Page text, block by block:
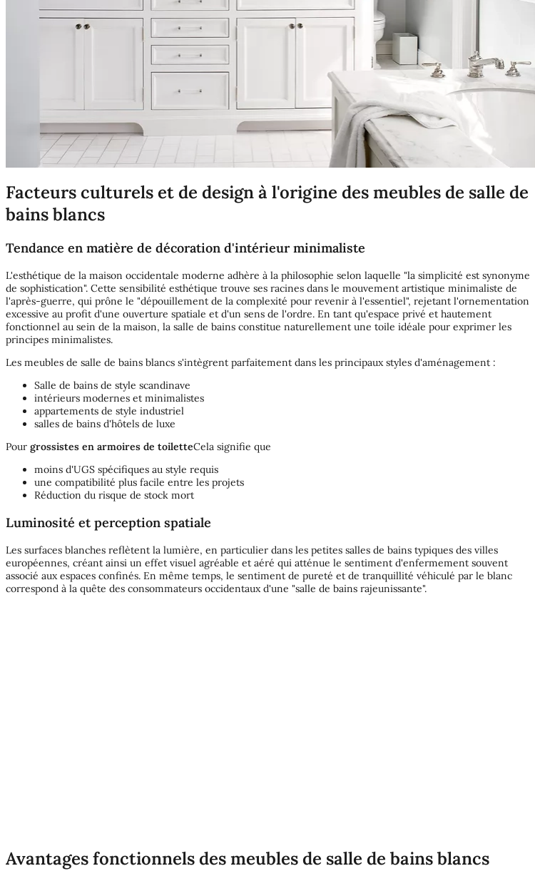
Facteurs culturels et de design à l'origine des meubles de salle de
bains blancs
Tendance en matière de décoration d'intérieur minimaliste
L'esthétique de la maison occidentale moderne adhère à la philosophie selon laquelle "la simplicité est synonyme
de sophistication". Cette sensibilité esthétique trouve ses racines dans le mouvement artistique minimaliste de
l'après-guerre, qui prône le "dépouillement de la complexité pour revenir à l'essentiel", rejetant l'ornementation
excessive au profit d'une ouverture spatiale et d'un sens de l'ordre. En tant qu'espace privé et hautement
fonctionnel au sein de la maison, la salle de bains constitue naturellement une toile idéale pour exprimer les
principes minimalistes.
Les meubles de salle de bains blancs s'intègrent parfaitement dans les principaux styles d'aménagement :
Salle de bains de style scandinave
intérieurs modernes et minimalistes
appartements de style industriel
salles de bains d'hôtels de luxe
Pour grossistes en armoires de toiletteCela signifie que
moins d'UGS spécifiques au style requis
une compatibilité plus facile entre les projets
Réduction du risque de stock mort
Luminosité et perception spatiale
Les surfaces blanches reflètent la lumière, en particulier dans les petites salles de bains typiques des villes
européennes, créant ainsi un effet visuel agréable et aéré qui atténue le sentiment d'enfermement souvent
associé aux espaces confinés. En même temps, le sentiment de pureté et de tranquillité véhiculé par le blanc
correspond à la quête des consommateurs occidentaux d'une "salle de bains rajeunissante".
Avantages fonctionnels des meubles de salle de bains blancs